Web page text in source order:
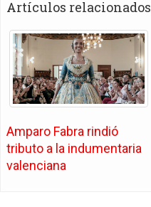
Artículos relacionados
Amparo Fabra rindió
tributo a la indumentaria
valenciana